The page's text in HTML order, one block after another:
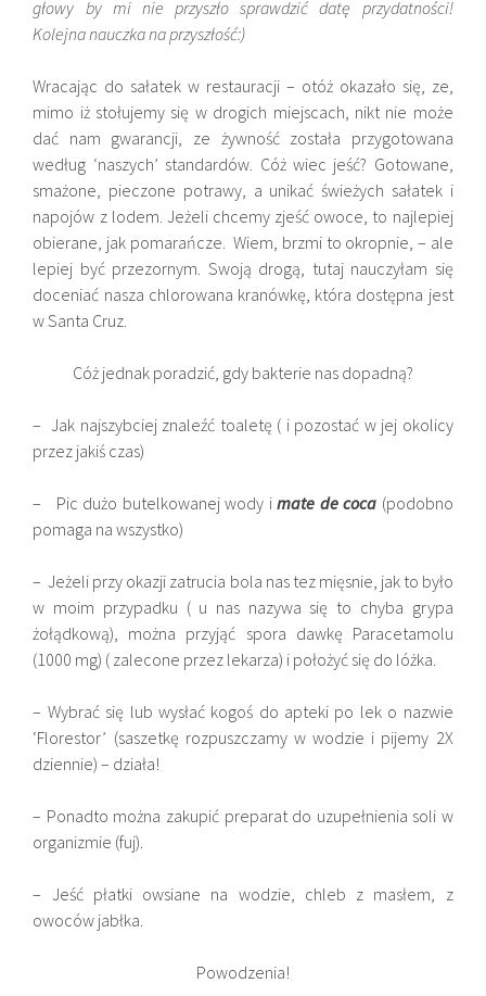
głowy by mi nie przyszło sprawdzić datę przydatności!
Kolejna nauczka na przyszłość:)
Wracając do sałatek w restauracji – otóż okazało się, ze,
mimo iż stołujemy się w drogich miejscach, nikt nie może
dać nam gwarancji, ze żywność została przygotowana
według ‘naszych’ standardów. Cóż wiec jeść? Gotowane,
smażone, pieczone potrawy, a unikać świeżych sałatek i
napojów z lodem. Jeżeli chcemy zjeść owoce, to najlepiej
obierane, jak pomarańcze. Wiem, brzmi to okropnie, – ale
lepiej być przezornym. Swoją drogą, tutaj nauczyłam się
doceniać nasza chlorowana kranówkę, która dostępna jest
w Santa Cruz.
Cóż jednak poradzić, gdy bakterie nas dopadną?
– Jak najszybciej znaleźć toaletę ( i pozostać w jej okolicy
przez jakiś czas)
– Pic dużo butelkowanej wody imate de coca (podobno
pomaga na wszystko)
– Jeżeli przy okazji zatrucia bola nas tez mięsnie, jak to było
w moim przypadku ( u nas nazywa się to chyba grypa
żołądkową), można przyjąć spora dawkę Paracetamolu
(1000 mg) ( zalecone przez lekarza) i położyć się do lóżka.
– Wybrać się lub wysłać kogoś do apteki po lek o nazwie
‘Florestor’ (saszetkę rozpuszczamy w wodzie i pijemy 2X
dziennie) – działa!
– Ponadto można zakupić preparat do uzupełnienia soli w
organizmie (fuj).
– Jeść płatki owsiane na wodzie, chleb z masłem, z
owoców jabłka.
Powodzenia!